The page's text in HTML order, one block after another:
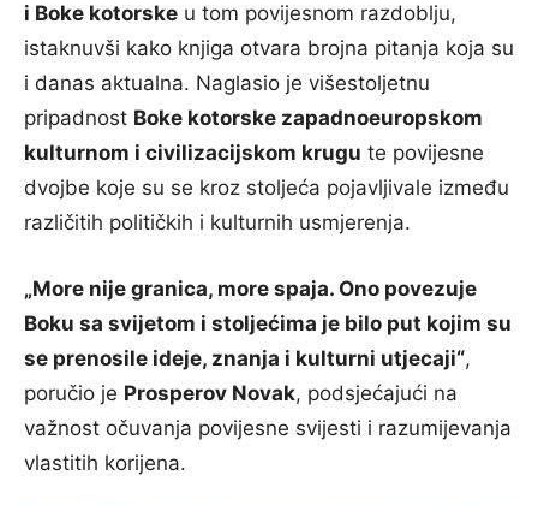
i Boke kotorske u tom povijesnom razdoblju,
istaknuvši kako knjiga otvara brojna pitanja koja su
i danas aktualna. Naglasio je višestoljetnu
pripadnost Boke kotorske zapadnoeuropskom
kulturnom i civilizacijskom krugu te povijesne
dvojbe koje su se kroz stoljeća pojavljivale između
različitih političkih i kulturnih usmjerenja.
„More nije granica, more spaja. Ono povezuje
Boku sa svijetom i stoljećima je bilo put kojim su
se prenosile ideje, znanja i kulturni utjecaji“,
poručio je Prosperov Novak, podsjećajući na
važnost očuvanja povijesne svijesti i razumijevanja
vlastitih korijena.